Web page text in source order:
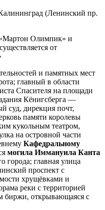
(Ленинский пр.
Олимпик» и
от
и памятных мест
главный в области
Спасителя на площади
Кёнигсберга —
суд, дирекция почт,
памяти королевы
кукольным театром,
на островной части
Кафедральному
могила Иммануила Канта
города; главная улица
проспект с
хрущёвками и
реки с территорией
биржи, открывающаяся с